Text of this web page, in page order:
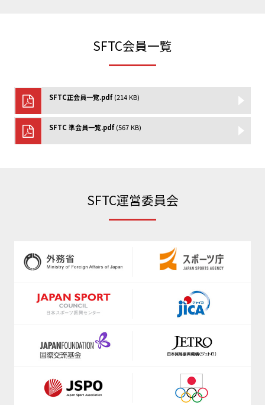
https://www.sekisho.co.jp/
https://npo-sam.org/
https://www.jsaf.or.jp/fun/
https://www.shinkyokushinkai.co.jp/
www.jkf.ne.jp
https://www.anisa.or.jp/
https://www.jtu.or.jp/
http://netball.jp/
https://www.jva.or.jp/
https://jppf.jp
https://fencing-jpn.jp/
https://www.jfda.or.jp/
https://japanflag.org/
SFTC会員一覧
SFTC正会員一覧.pdf(214 KB)
SFTC 準会員一覧.pdf(567 KB)
SFTC運営委員会